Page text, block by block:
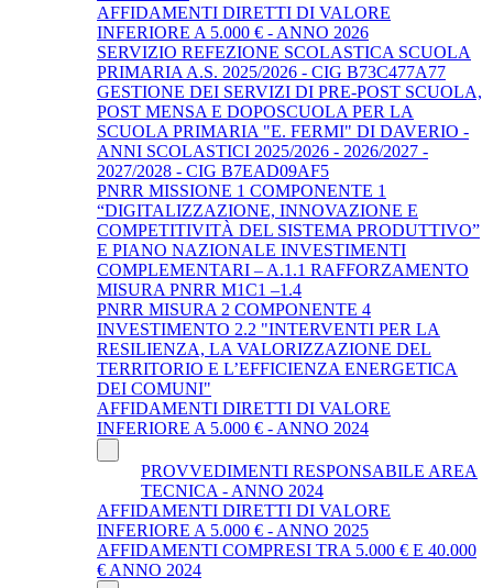
AFFIDAMENTI DIRETTI DI VALORE
INFERIORE A 5.000 € - ANNO 2026
SERVIZIO REFEZIONE SCOLASTICA SCUOLA
PRIMARIA A.S. 2025/2026 - CIG B73C477A77
GESTIONE DEI SERVIZI DI PRE-POST SCUOLA,
POST MENSA E DOPOSCUOLA PER LA
SCUOLA PRIMARIA "E. FERMI" DI DAVERIO -
ANNI SCOLASTICI 2025/2026 - 2026/2027 -
2027/2028 - CIG B7EAD09AF5
PNRR MISSIONE 1 COMPONENTE 1
“DIGITALIZZAZIONE, INNOVAZIONE E
COMPETITIVITÀ DEL SISTEMA PRODUTTIVO”
E PIANO NAZIONALE INVESTIMENTI
COMPLEMENTARI – A.1.1 RAFFORZAMENTO
MISURA PNRR M1C1 –1.4
PNRR MISURA 2 COMPONENTE 4
INVESTIMENTO 2.2 "INTERVENTI PER LA
RESILIENZA, LA VALORIZZAZIONE DEL
TERRITORIO E L’EFFICIENZA ENERGETICA
DEI COMUNI"
AFFIDAMENTI DIRETTI DI VALORE
INFERIORE A 5.000 € - ANNO 2024
PROVVEDIMENTI RESPONSABILE AREA
TECNICA - ANNO 2024
AFFIDAMENTI DIRETTI DI VALORE
INFERIORE A 5.000 € - ANNO 2025
AFFIDAMENTI COMPRESI TRA 5.000 € E 40.000
€ ANNO 2024